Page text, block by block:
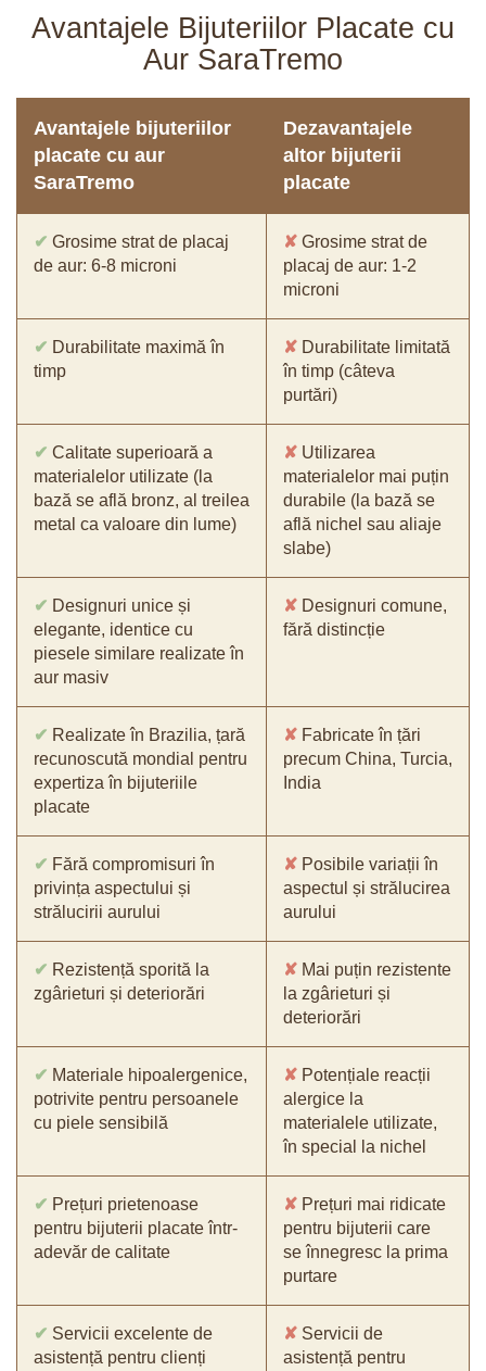
Avantajele Bijuteriilor Placate cu
Aur SaraTremo
Avantajele bijuteriilor
placate cu aur
SaraTremo
Dezavantajele
altor bijuterii
placate
✔ Grosime strat de placaj
de aur: 6-8 microni
✘ Grosime strat de
placaj de aur: 1-2
microni
✔ Durabilitate maximă în
timp
✘ Durabilitate limitată
în timp (câteva
purtări)
✔ Calitate superioară a
materialelor utilizate (la
bază se află bronz, al treilea
metal ca valoare din lume)
✘ Utilizarea
materialelor mai puțin
durabile (la bază se
află nichel sau aliaje
slabe)
✔ Designuri unice și
elegante, identice cu
piesele similare realizate în
aur masiv
✘ Designuri comune,
fără distincție
✔ Realizate în Brazilia, țară
recunoscută mondial pentru
expertiza în bijuteriile
placate
✘ Fabricate în țări
precum China, Turcia,
India
✔ Fără compromisuri în
privința aspectului și
strălucirii aurului
✘ Posibile variații în
aspectul și strălucirea
aurului
✔ Rezistență sporită la
zgârieturi și deteriorări
✘ Mai puțin rezistente
la zgârieturi și
deteriorări
✔ Materiale hipoalergenice,
potrivite pentru persoanele
cu piele sensibilă
✘ Potențiale reacții
alergice la
materialele utilizate,
în special la nichel
✔ Prețuri prietenoase
pentru bijuterii placate într-
adevăr de calitate
✘ Prețuri mai ridicate
pentru bijuterii care
se înnegresc la prima
purtare
✔ Servicii excelente de
asistență pentru clienți
✘ Servicii de
asistență pentru